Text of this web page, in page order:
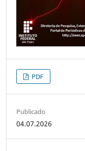
PDF
Publicado
04.07.2026